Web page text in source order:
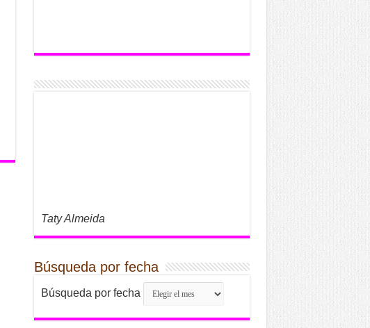
Taty Almeida
Búsqueda por fecha
Búsqueda por fecha